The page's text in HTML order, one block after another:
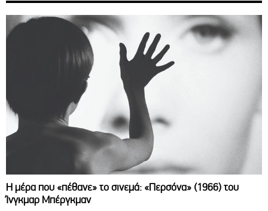
Η μέρα που «πέθανε» το σινεμά: «Περσόνα» (1966) του
Ίνγκμαρ Μπέργκμαν